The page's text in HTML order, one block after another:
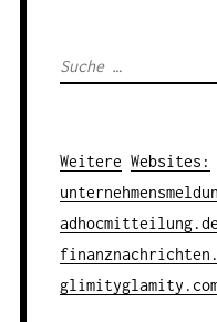
S
h
e
n
a
c
Weitere Websites :
adhocmitteilung.de